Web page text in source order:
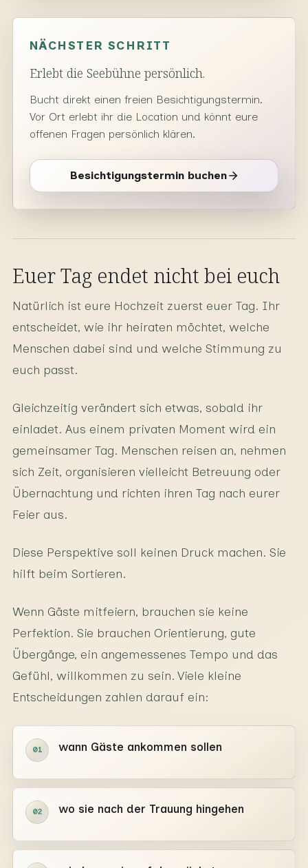
NÄCHSTER SCHRITT
Erlebt die Seebühne persönlich.
Bucht direkt einen freien Besichtigungstermin.
Vor Ort erlebt ihr die Location und könnt eure
offenen Fragen persönlich klären.
Besichtigungstermin buchen
Euer Tag endet nicht bei euch
Natürlich ist eure Hochzeit zuerst euer Tag. Ihr
entscheidet, wie ihr heiraten möchtet, welche
Menschen dabei sind und welche Stimmung zu
euch passt.
Gleichzeitig verändert sich etwas, sobald ihr
einladet. Aus einem privaten Moment wird ein
gemeinsamer Tag. Menschen reisen an, nehmen
sich Zeit, organisieren vielleicht Betreuung oder
Übernachtung und richten ihren Tag nach eurer
Feier aus.
Diese Perspektive soll keinen Druck machen. Sie
hilft beim Sortieren.
Wenn Gäste mitfeiern, brauchen sie keine
Perfektion. Sie brauchen Orientierung, gute
Übergänge, ein angemessenes Tempo und das
Gefühl, willkommen zu sein. Viele kleine
Entscheidungen zahlen darauf ein:
01 wann Gäste ankommen sollen
02 wo sie nach der Trauung hingehen